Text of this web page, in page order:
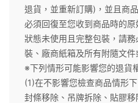
退貨，並重新訂購)，並且商
必須回復至您收到商品時的
狀態未使用且完整包裝，請
裝、廠商紙箱及所有附隨文件
※下列情形可能影響您的退貨
(1)在不影響您檢查商品情形
封條移除、吊牌拆除、貼膠